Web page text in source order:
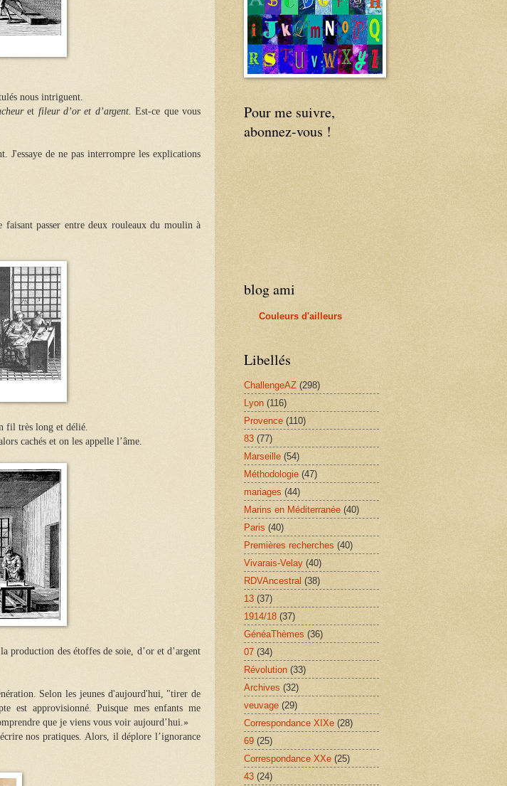
nous intriguent.
et fileur d’or et d’argent. Est-ce que vous
J'essaye de ne pas interrompre les explications
passer entre deux rouleaux du moulin à
fil très long et délié.
cachés et on les appelle l’âme.
production des étoffes de soie, d’or et d’argent
Selon les jeunes d'aujourd'hui, "tirer de
est approvisionné. Puisque mes enfants me
que je viens vous voir aujourd’hui.»
nos pratiques. Alors, il déplore l’ignorance
Pour me suivre,
abonnez-vous !
blog ami
Couleurs d'ailleurs
Libellés
ChallengeAZ (298)
Lyon (116)
Provence (110)
83 (77)
Marseille (54)
Méthodologie (47)
mariages (44)
Marins en Méditerranée (40)
Paris (40)
Premières recherches (40)
Vivarais-Velay (40)
RDVAncestral (38)
13 (37)
1914/18 (37)
GénéaThèmes (36)
07 (34)
Révolution (33)
Archives (32)
veuvage (29)
Correspondance XIXe (28)
69 (25)
Correspondance XXe (25)
43 (24)